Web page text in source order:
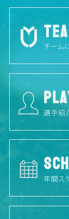
チーム
選手紹
年間ス